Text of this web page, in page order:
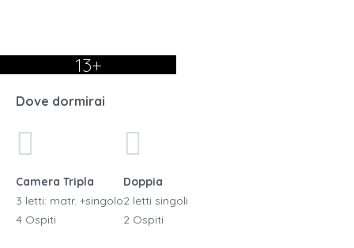
13+
Dove dormirai
Camera Tripla
3 letti: matr. +singolo
4 Ospiti
Doppia
2 letti singoli
2 Ospiti